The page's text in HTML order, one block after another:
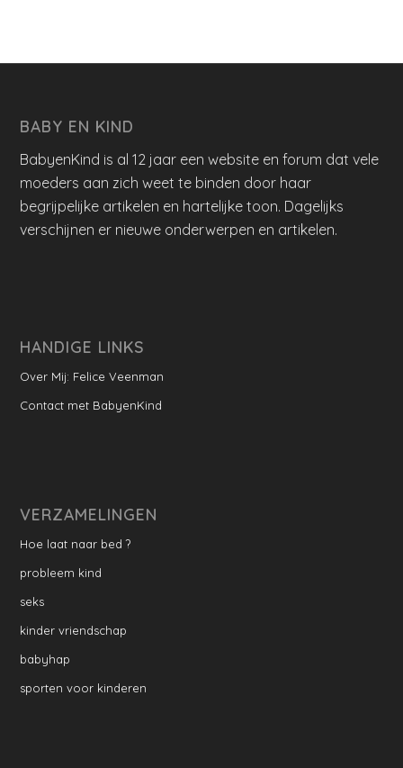
BABY EN KIND
BabyenKind is al 12 jaar een website en forum dat vele
moeders aan zich weet te binden door haar
begrijpelijke artikelen en hartelijke toon. Dagelijks
verschijnen er nieuwe onderwerpen en artikelen.
HANDIGE LINKS
Over Mij: Felice Veenman
Contact met BabyenKind
VERZAMELINGEN
Hoe laat naar bed ?
probleem kind
seks
kinder vriendschap
babyhap
sporten voor kinderen